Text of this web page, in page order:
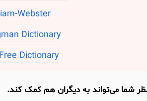
Webster
Dictionary
Dictionary